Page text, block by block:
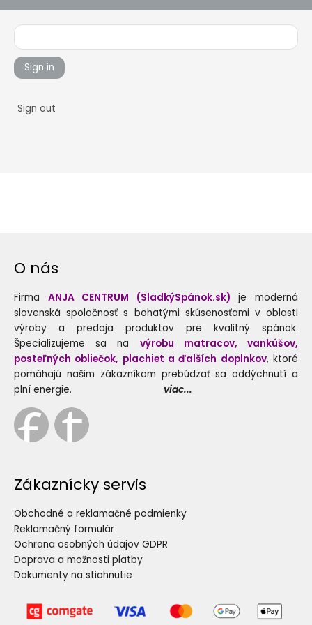
Sign in
Sign out
O nás
Firma ANJA CENTRUM (SladkýSpánok.sk) je moderná
slovenská spoločnosť s bohatými skúsenosťami v oblasti
výroby a predaja produktov pre kvalitný spánok.
Špecializujeme sa na výrobu matracov, vankúšov,
posteľných obliečok, plachiet a ďalších doplnkov, ktoré
pomáhajú našim zákazníkom prebúdzať sa oddýchnutí a
plní energie. viac...
Zákaznícky servis
Obchodné a reklamačné podmienky
Reklamačný formulár
Ochrana osobných údajov GDPR
Doprava a možnosti platby
Dokumenty na stiahnutie